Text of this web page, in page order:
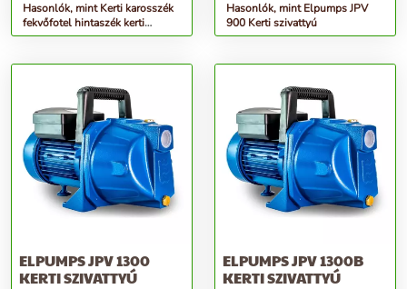
Hasonlók, mint Kerti karosszék
fekvőfotel hintaszék kerti
függőágy
Hasonlók, mint Elpumps JPV
900 Kerti szivattyú
ELPUMPS JPV 1300
KERTI SZIVATTYÚ
ELPUMPS JPV 1300B
KERTI SZIVATTYÚ